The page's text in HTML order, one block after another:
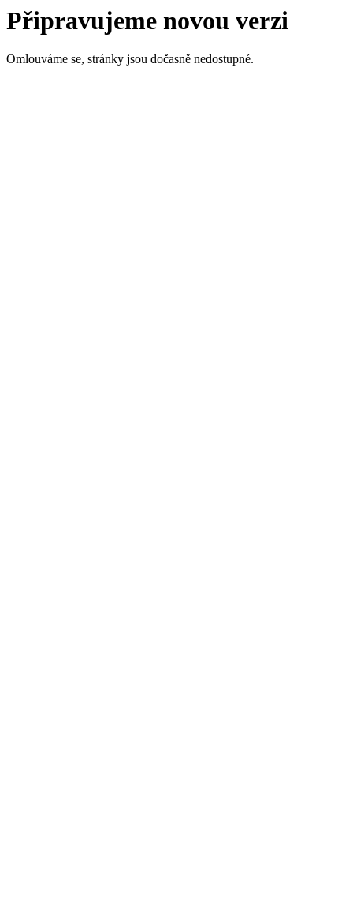
Připravujeme novou verzi
Omlouváme se, stránky jsou dočasně nedostupné.